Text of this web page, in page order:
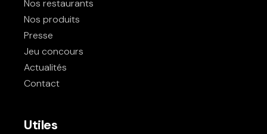
Nos restaurants
Nos produits
Presse
Jeu concours
Actualités
Contact
Utiles